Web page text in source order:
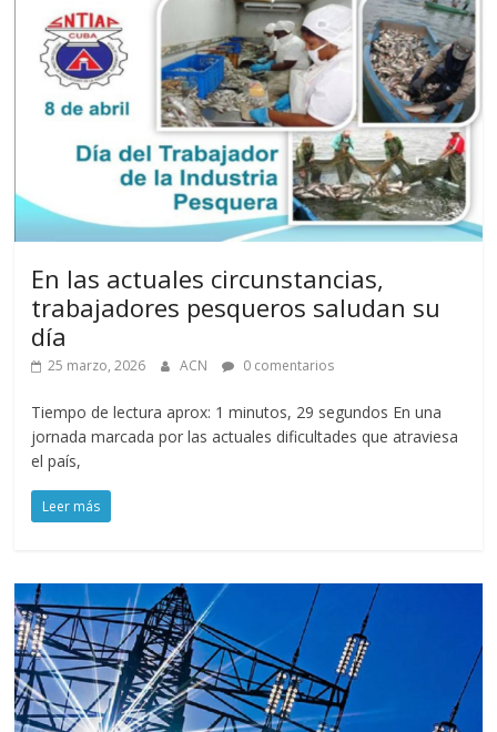
En las actuales circunstancias,
trabajadores pesqueros saludan su
día
25 marzo, 2026 ACN 0 comentarios
Tiempo de lectura aprox: 1 minutos, 29 segundos En una
jornada marcada por las actuales dificultades que atraviesa
el país,
Leer más